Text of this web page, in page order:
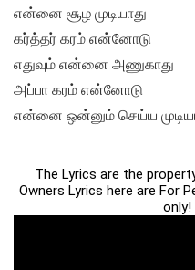
என்னை சூழ முடியாது
கர்த்தர் கரம் என்னோடு
எதுவும் என்னை அணுகாது
அப்பா கரம் என்னோடு
என்னை ஒன்னும் செய்ய
The Lyrics are the
Owners Lyrics here are For
only!